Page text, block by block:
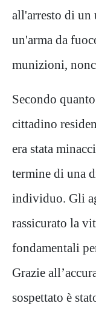
all'arresto di un
un'arma da
munizioni,
Secondo
cittadino
era stata
termine di una
individuo. Gli
rassicurato la
fondamentali
Grazie
sospettato è